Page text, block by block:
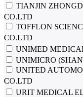
TIANJIN
CO.LTD
TOFFLON
CO.LTD
UNIMED
UNIMICRO
UNITED
CO.LTD
URIT MEDICAL